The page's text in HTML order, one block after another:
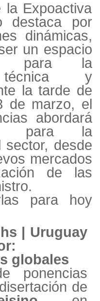
la Expoactiva
destaca por
dinámicas,
un espacio
para la
técnica y
la tarde de
de marzo, el
abordará
para la
sector, desde
mercados
de las
para hoy
| Uruguay
globales
ponencias
de